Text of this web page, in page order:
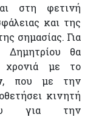
στη φετινή
και της
σημασίας. Για
θα
χρονιά με το
, που με την
κινητή
για την